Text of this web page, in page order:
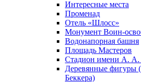
Интересные места
Променад
Отель «Шлосс»
Монумент Воин-
Водонапорная башня
Площадь Мастеров
Стадион имени А. А.
Деревянные фигуры
Беккера)